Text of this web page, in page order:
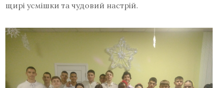
щирі усмішки та чудовий настрій.